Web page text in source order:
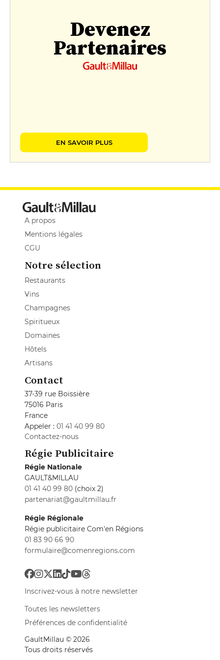
Devenez
Partenaires
EN SAVOIR PLUS
A propos
Mentions légales
CGU
Notre sélection
Restaurants
Vins
Champagnes
Spiritueux
Domaines
Hôtels
Artisans
Contact
37-39 rue Boissière
75016 Paris
France
Appeler : 01 41 40 99 80
Contactez-nous
Régie Publicitaire
Régie Nationale
GAULT&MILLAU
01 41 40 99 80 (choix 2)
partenariat@gaultmillau.fr
Régie Régionale
Régie publicitaire Com'en Régions
01 83 90 66 90
formulaire@comenregions.com
Inscrivez-vous à notre newsletter
Toutes les newsletters
Préférences de confidentialité
GaultMillau © 2026
Tous droits réservés